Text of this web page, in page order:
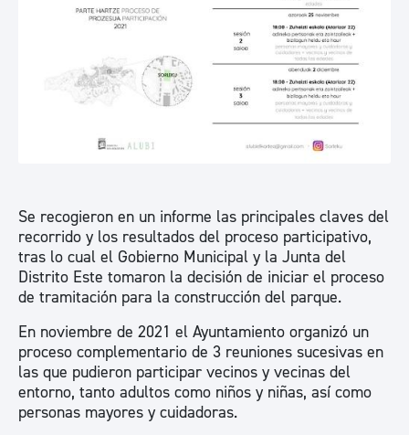
Se recogieron en un informe las principales claves del
recorrido y los resultados del proceso participativo,
tras lo cual el Gobierno Municipal y la Junta del
Distrito Este tomaron la decisión de iniciar el proceso
de tramitación para la construcción del parque.
En noviembre de 2021 el Ayuntamiento organizó un
proceso complementario de 3 reuniones sucesivas en
las que pudieron participar vecinos y vecinas del
entorno, tanto adultos como niños y niñas, así como
personas mayores y cuidadoras.